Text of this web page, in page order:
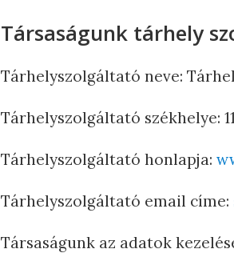
Társaságunk tárhely
Tárhelyszolgáltató neve:
Tárhelyszolgáltató székhelye:
Tárhelyszolgáltató honlapja:
Tárhelyszolgáltató email címe:
Társaságunk az adatok